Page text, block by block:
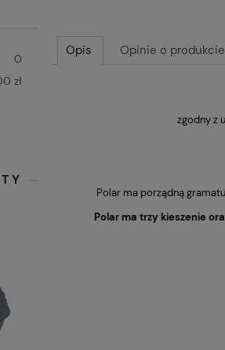
0
zł
Opis Opinie o
zgodny z
Polar ma porządną
Polar ma trzy kieszenie